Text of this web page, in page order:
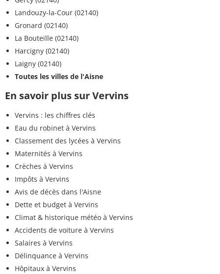
Landouzy-la-Cour (02140)
Gronard (02140)
La Bouteille (02140)
Harcigny (02140)
Laigny (02140)
Toutes les villes de l'Aisne
En savoir plus sur Vervins
Vervins : les chiffres clés
Eau du robinet à Vervins
Classement des lycées à Vervins
Maternités à Vervins
Crèches à Vervins
Impôts à Vervins
Avis de décès dans l'Aisne
Dette et budget à Vervins
Climat & historique météo à Vervins
Accidents de voiture à Vervins
Salaires à Vervins
Délinquance à Vervins
Hôpitaux à Vervins